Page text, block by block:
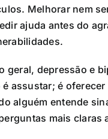
Melhorar nem
ajuda antes do
geral, depressão e
assustar; é
alguém entende
mais claras